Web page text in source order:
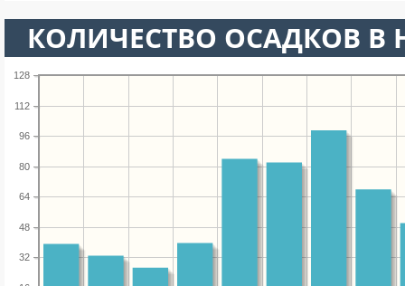
КОЛИЧЕСТВО ОСАДКОВ В
32
48
64
80
96
112
128